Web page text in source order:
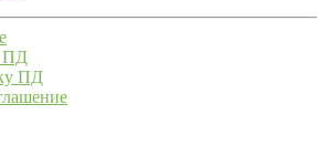
ПД
ПД